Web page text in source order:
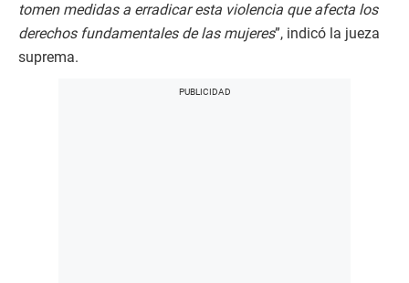
tomen medidas a erradicar esta violencia que afecta los
derechos fundamentales de las mujeres”, indicó la jueza
suprema.